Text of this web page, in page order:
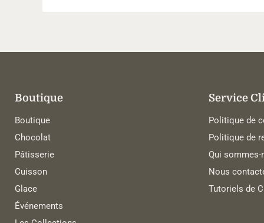
Boutique
Boutique
Chocolat
Pâtisserie
Cuisson
Glace
Événements
Service
Politique de
Politique de
Qui sommes-
Nous
Tutoriels de